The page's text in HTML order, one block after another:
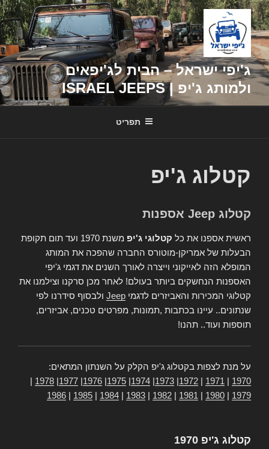
דילוג
לתוכן
ג'יפי ישראל – הבית לג'יפאים
ולמותג ג'יפ | ISRAEL JEEPS
תפריט
קטלוג ג'יפ
קטלוג Jeep אספנות
ראשית אספנו את כל קטלוגי ג'יפ
משנת 1970 ועד תום תקופת
הבעלות של אמריקן-מוטורס החברה שהפכה את המותג
המופלא הזה לאייקוני וייצרה לאורך השנים את דגמי ג'יפי
האספנות הנחשקים ביותר בעולם! לאחר מכן סרקנו וצילמנו את
קטלוגי המכירות והאביזרים לדגמי Jeep ולבסוף סידרנו לפי
שנתונים.. עיינו בכתבות ,תמונות, מפרטים טכנים, אביזרים,
תוספות ועוד.. תהנו!
על מנת לצפות בקטלוג ג'יפ הקלק על השנתון המתאים:
1970
1971
1972
1973
1974
1975
1976
1977
1978
1979
1980
1981
1982
1983
1984
1985
1986
קטלוג ג'יפ 1970